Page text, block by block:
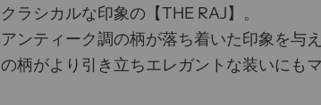
クラシカルな印象の【THE RAJ】。
アンティーク調の柄が落ち着いた印象を与
の柄がより引き立ちエレガントな装いにもマ